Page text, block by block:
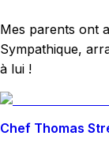
Mes parents ont
Sympathique,
à lui !
Chef Thomas